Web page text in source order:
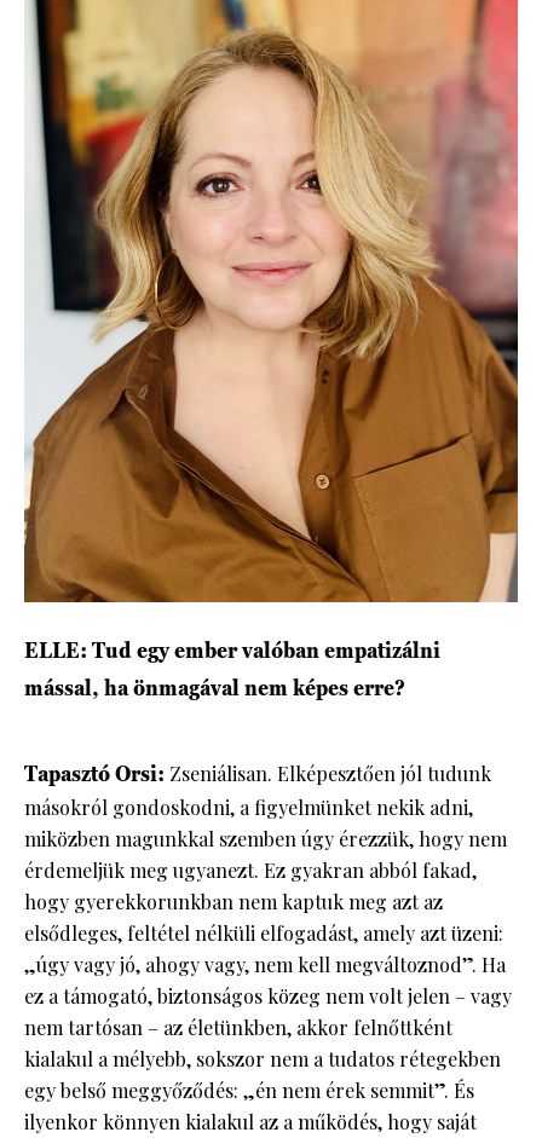
ELLE: Tud egy ember valóban empatizálni
mással, ha önmagával nem képes erre?
Tapasztó Orsi: Zseniálisan. Elképesztően jól tudunk
másokról gondoskodni, a figyelmünket nekik adni,
miközben magunkkal szemben úgy érezzük, hogy nem
érdemeljük meg ugyanezt. Ez gyakran abból fakad,
hogy gyerekkorunkban nem kaptuk meg azt az
elsődleges, feltétel nélküli elfogadást, amely azt üzeni:
„úgy vagy jó, ahogy vagy, nem kell megváltoznod”. Ha
ez a támogató, biztonságos közeg nem volt jelen – vagy
nem tartósan – az életünkben, akkor felnőttként
kialakul a mélyebb, sokszor nem a tudatos rétegekben
egy belső meggyőződés: „én nem érek semmit”. És
ilyenkor könnyen kialakul az a működés, hogy saját